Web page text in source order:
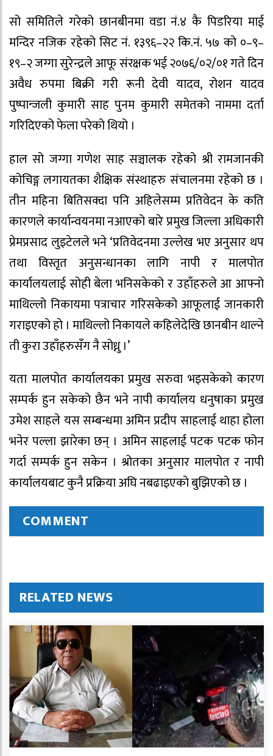
सो समितिले गरेको छानबीनमा वडा नं.४ कै पिडरिया माई
मन्दिर नजिक रहेको सिट नं. १३९६–२२ कि.नं. ५७ को ०–९–
१९–२ जग्गा सुरेन्द्रले आफू संरक्षक भई २०७६/०२/०१ गते दिन
अवैध रुपमा बिक्री गरी रूनी देवी यादव, रोशन यादव
पुष्पान्जली कुमारी साह पुनम कुमारी समेतको नाममा दर्ता
गरिदिएको फेला परेको थियो ।
हाल सो जग्गा गणेश साह सञ्चालक रहेको श्री रामजानकी
कोचिङ्ग लगायतका शैक्षिक संस्थाहरु संचालनमा रहेको छ ।
तीन महिना बितिसक्दा पनि अहिलेसम्म प्रतिवेदन के कति
कारणले कार्यान्वयनमा नआएको बारे प्रमुख जिल्ला अधिकारी
प्रेमप्रसाद लुइटेलले भने ‘प्रतिवेदनमा उल्लेख भए अनुसार थप
तथा विस्तृत अनुसन्धानका लागि नापी र मालपोत
कार्यालयलाई सोही बेला भनिसकेको र उहाँहरुले आ आफ्नो
माथिल्लो निकायमा पत्राचार गरिसकेको आफूलाई जानकारी
गराइएको हो । माथिल्लो निकायले कहिलेदेखि छानबीन थाल्ने
ती कुरा उहाँहरुसँग नै सोध्नु ।’
यता मालपोत कार्यालयका प्रमुख सरुवा भइसकेको कारण
सम्पर्क हुन सकेको छैन भने नापी कार्यालय धनुषाका प्रमुख
उमेश साहले यस सम्बन्धमा अमिन प्रदीप साहलाई थाहा होला
भनेर पल्ला झारेका छन् । अमिन साहलाई पटक पटक फोन
गर्दा सम्पर्क हुन सकेन । श्रोतका अनुसार मालपोत र नापी
कार्यालयबाट कुनै प्रक्रिया अघि नबढाइएको बुझिएको छ ।
COMMENT
RELATED NEWS